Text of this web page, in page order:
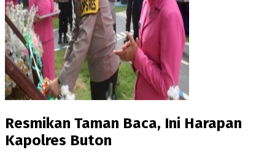
Resmikan Taman Baca, Ini Harapan
Kapolres Buton